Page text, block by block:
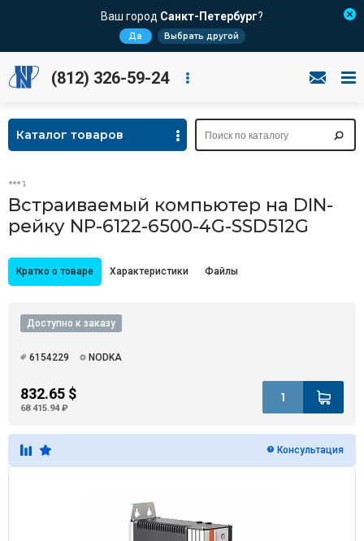
Ваш город Санкт-Петербург?
Да Выбрать другой
(812) 326-59-24
Каталог товаров
Встраиваемый компьютер на DIN-
рейку NP-6122-6500-4G-SSD512G
Кратко о товаре Характеристики Файлы
Доступно к заказу
6154229 NODKA
832.65 $
68 415.94 ₽
Консультация